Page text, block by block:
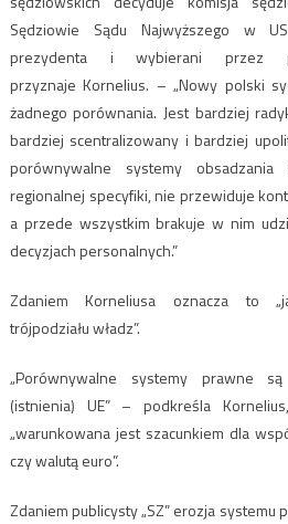
Sędziowie Sądu Najwyższego w
prezydenta i wybierani przez
przyznaje Kornelius. – „Nowy polski
żadnego porównania. Jest bardziej
bardziej scentralizowany i bardziej
porównywalne systemy obsadzania
regionalnej specyfiki, nie przewiduje
a przede wszystkim brakuje w nim
decyzjach personalnych.”
Zdaniem Korneliusa oznacza to
trójpodziału władz”.
„Porównywalne systemy prawne
(istnienia) UE” – podkreśla
„warunkowana jest szacunkiem dla
czy walutą euro”.
Zdaniem publicysty „SZ” erozja systemu